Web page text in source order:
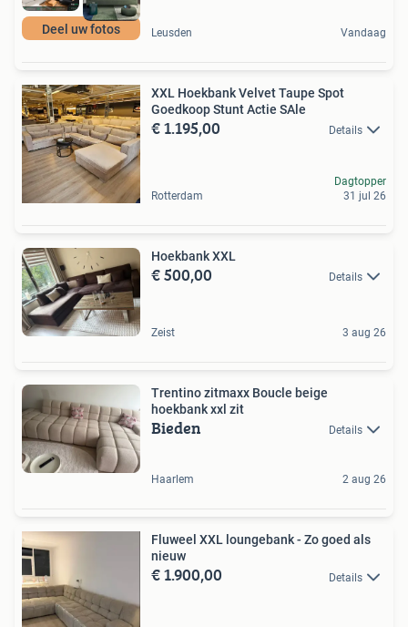
Deel uw fotos Leusden Vandaag
XXL Hoekbank Velvet Taupe Spot
Goedkoop Stunt Actie SAle
€ 1.195,00 Details
Rotterdam
Dagtopper
31 jul 26
Hoekbank XXL
€ 500,00 Details
Zeist 3 aug 26
Trentino zitmaxx Boucle beige
hoekbank xxl zit
Bieden Details
Haarlem 2 aug 26
Fluweel XXL loungebank - Zo goed als
nieuw
€ 1.900,00 Details